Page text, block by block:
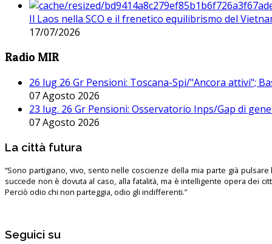
Il Laos nella SCO e il frenetico equilibrismo del
17/07/2026
Radio MIR
26 lug 26 Gr Pensioni: Toscana-Spi/"Ancora attivi";
07 Agosto 2026
23 lug. 26 Gr Pensioni: Osservatorio Inps/Gap di
07 Agosto 2026
La città futura
“Sono partigiano, vivo, sento nelle coscienze della mia parte già pulsare
succede non è dovuta al caso, alla fatalità, ma è intelligente opera dei
Perciò odio chi non parteggia, odio gli indifferenti.”
Seguici su